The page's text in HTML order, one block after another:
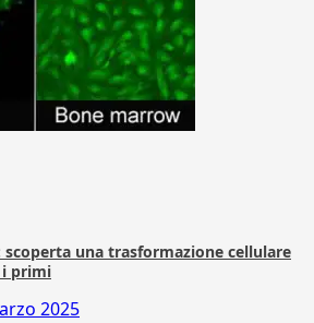
una trasformazione cellulare
i primi
2025